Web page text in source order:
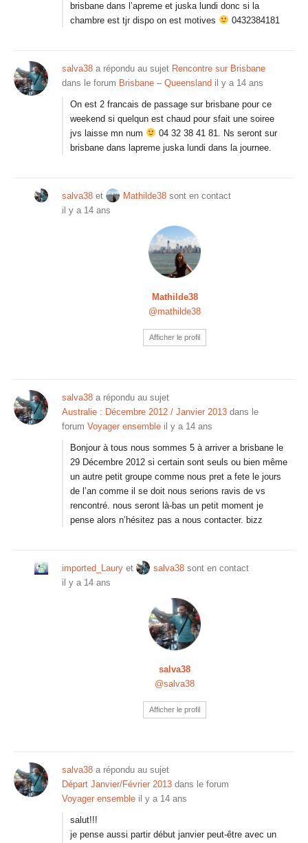
brisbane dans l’apreme et juska lundi donc si la
chambre est tjr dispo on est motives
0432384181
salva38 a répondu au sujet Rencontre sur Brisbane
dans le forum Brisbane – Queensland il y a 14 ans
On est 2 francais de passage sur brisbane pour ce
weekend si quelqun est chaud pour sfait une soiree
jvs laisse mn num
04 32 38 41 81. Ns seront sur
brisbane dans lapreme juska lundi dans la journee.
salva38 et Mathilde38 sont en contact
il y a 14 ans
Mathilde38
@mathilde38
Afficher le profil
salva38 a répondu au sujet
Australie : Décembre 2012 / Janvier 2013 dans le
forum Voyager ensemble il y a 14 ans
Bonjour à tous nous sommes 5 à arriver a brisbane le
29 Décembre 2012 si certain sont seuls ou bien même
un autre petit groupe comme nous pret a fete le jours
de l’an comme il se doit nous serions ravis de vs
rencontré. nous seront là-bas un petit moment je
pense alors n’hésitez pas a nous contacter. bizz
imported_Laury et salva38 sont en contact
il y a 14 ans
salva38
@salva38
Afficher le profil
salva38 a répondu au sujet
Départ Janvier/Février 2013 dans le forum
Voyager ensemble il y a 14 ans
salut!!!
je pense aussi partir début janvier peut-être avec un